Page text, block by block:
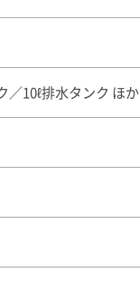
／10ℓ排水タンク ほか